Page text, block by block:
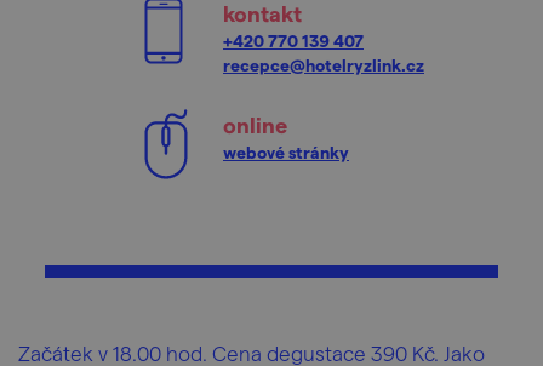
kontakt
+420 770 139 407
recepce@hotelryzlink.cz
online
webové stránky
Začátek v 18.00 hod. Cena degustace 390 Kč. Jako